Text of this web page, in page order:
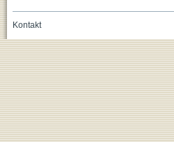
Kontakt